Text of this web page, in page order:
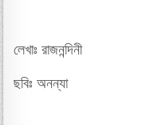
লেখাঃ রাজনন্দিনী
ছবিঃ অনন্যা